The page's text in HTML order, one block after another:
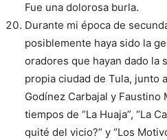
Fue una dolorosa burla.
Durante mi época de
posiblemente haya sido la
oradores que hayan dado la
propia ciudad de Tula, junto
Godínez Carbajal y Faustino
tiempos de “La Huaja”, “La
quité del vicio?” y “Los